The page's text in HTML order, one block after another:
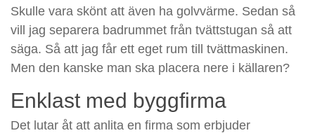
Skulle vara skönt att även ha golvvärme. Sedan så
vill jag separera badrummet från tvättstugan så att
säga. Så att jag får ett eget rum till tvättmaskinen.
Men den kanske man ska placera nere i källaren?
Enklast med byggfirma
Det lutar åt att anlita en firma som erbjuder